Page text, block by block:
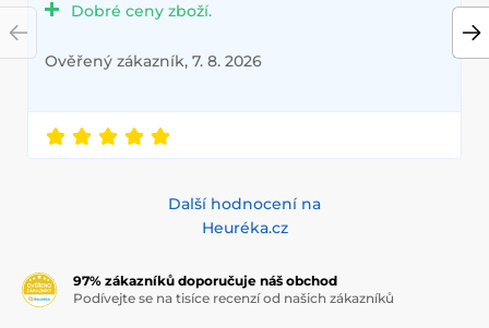
Dobré ceny zboží.
Ověřený zákazník, 7. 8. 2026
Další hodnocení na
Heuréka.cz
97% zákazníků doporučuje náš obchod
Podívejte se na tisíce recenzí od našich zákazníků